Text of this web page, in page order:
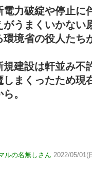
電力破綻や停止に
うまくいかない
環境省の役人たち
規建設は軒並み不
しまくったため現
。
ルの名無しさん 2022/05/01(